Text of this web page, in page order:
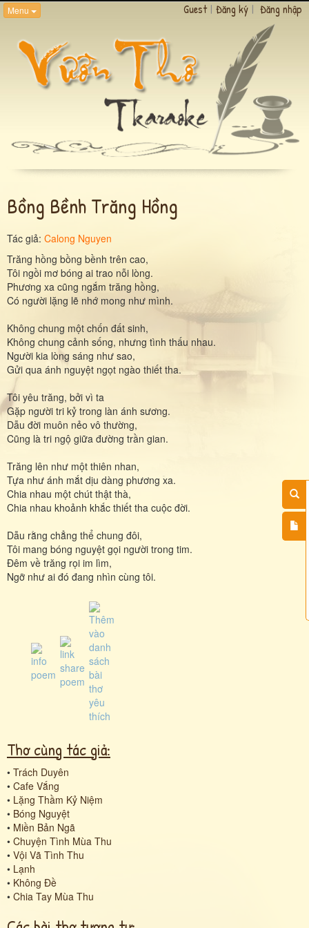
Menu Guest | Đăng ký | Đăng nhập
Bồng Bềnh Trăng Hồng
Tác giả: Calong Nguyen
Trăng hồng bồng bềnh trên cao,
Tôi ngồi mơ bóng ai trao nỗi lòng.
Phương xa cũng ngắm trăng hồng,
Có người lặng lẽ nhớ mong như mình.
Không chung một chốn đất sinh,
Không chung cảnh sống, nhưng tình thấu nhau.
Người kia lòng sáng như sao,
Gửi qua ánh nguyệt ngọt ngào thiết tha.
Tôi yêu trăng, bởi vì ta
Gặp người tri kỷ trong làn ánh sương.
Dẫu đời muôn nẻo vô thường,
Cũng là tri ngộ giữa đường trần gian.
Trăng lên như một thiên nhan,
Tựa như ánh mắt dịu dàng phương xa.
Chia nhau một chút thật thà,
Chia nhau khoảnh khắc thiết tha cuộc đời.
Dẫu rằng chẳng thể chung đôi,
Tôi mang bóng nguyệt gọi người trong tim.
Đêm về trăng rọi im lìm,
Ngỡ như ai đó đang nhìn cùng tôi.
Thơ cùng tác giả:
• Trách Duyên
• Cafe Vắng
• Lặng Thầm Kỷ Niệm
• Bóng Nguyệt
• Miền Bản Ngã
• Chuyện Tình Mùa Thu
• Vội Vã Tình Thu
• Lạnh
• Không Đề
• Chia Tay Mùa Thu